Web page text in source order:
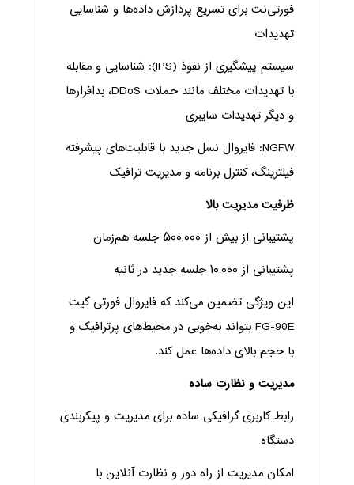
فورتی‌نت برای تسریع پردازش داده‌ها و شناسایی
تهدیدات
سیستم پیشگیری از نفوذ (IPS): شناسایی و مقابله
با تهدیدات مختلف مانند حملات DDoS، بدافزارها
و دیگر تهدیدات سایبری
NGFW: فایروال نسل جدید با قابلیت‌های پیشرفته
فیلترینگ، کنترل برنامه و مدیریت ترافیک
ظرفیت مدیریت بالا
پشتیبانی از بیش از ۵۰۰,۰۰۰ جلسه هم‌زمان
پشتیبانی از ۱۰,۰۰۰ جلسه جدید در ثانیه
این ویژگی تضمین می‌کند که فایروال فورتی گیت
FG-90E بتواند به‌خوبی در محیط‌های پرترافیک و
با حجم بالای داده‌ها عمل کند.
مدیریت و نظارت ساده
رابط کاربری گرافیکی ساده برای مدیریت و پیکربندی
دستگاه
امکان مدیریت از راه دور و نظارت آنلاین با